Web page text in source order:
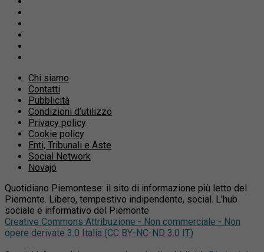
Chi siamo
Contatti
Pubblicità
Condizioni d’utilizzo
Privacy policy
Cookie policy
Enti, Tribunali e Aste
Social Network
Novajo
Quotidiano Piemontese: il sito di informazione più letto del
Piemonte. Libero, tempestivo indipendente, social. L'hub
sociale e informativo del Piemonte
Creative Commons Attribuzione - Non commerciale - Non
opere derivate 3.0 Italia (CC BY-NC-ND 3.0 IT)